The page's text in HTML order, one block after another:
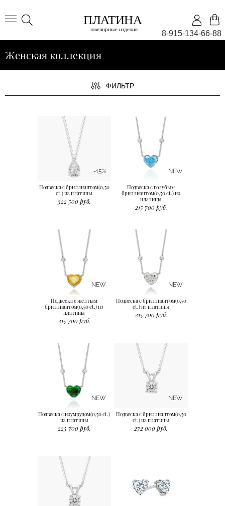
8-915-134-66-88
Женская коллекция
ФИЛЬТР
-15%
Подвеска с бриллиантом(0,50
ct.) из платины
322 500 руб.
NEW
Подвеска с голубым
бриллиантом(0,50 ct.) из
платины
215 700 руб.
NEW
Подвеска с жёлтым
бриллиантом(0,50 ct.) из
платины
215 700 руб.
NEW
Подвеска с бриллиантом(0,50
ct.) из платины
215 700 руб.
NEW
Подвеска с изумрудом(0,50 ct.)
из платины
225 700 руб.
NEW
Подвеска с бриллиантом(0,50
ct.) из платины
272 000 руб.